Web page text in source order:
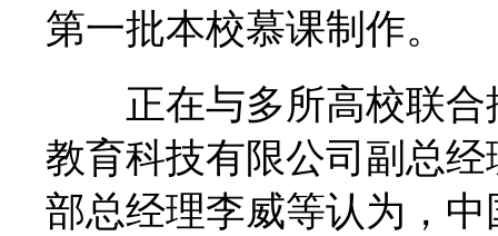
第一批本校慕课制作。
正在与多所高校联合
教育科技有限公司副总
部总经理李威等认为，